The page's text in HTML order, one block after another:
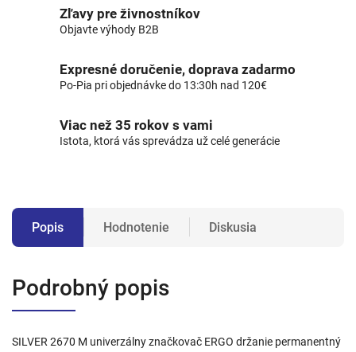
Zľavy pre živnostníkov
Objavte výhody B2B
Expresné doručenie, doprava zadarmo
Po-Pia pri objednávke do 13:30h nad 120€
Viac než 35 rokov s vami
Istota, ktorá vás sprevádza už celé generácie
Popis Hodnotenie Diskusia
Podrobný popis
SILVER 2670 M univerzálny značkovač ERGO držanie permanentný